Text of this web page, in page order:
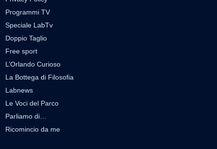
Programmi TV
Speciale LabTv
Doppio Taglio
Free sport
L’Orlando Curioso
La Bottega di Filosofia
Labnews
Le Voci del Parco
Parliamo di…
Ricomincio da me